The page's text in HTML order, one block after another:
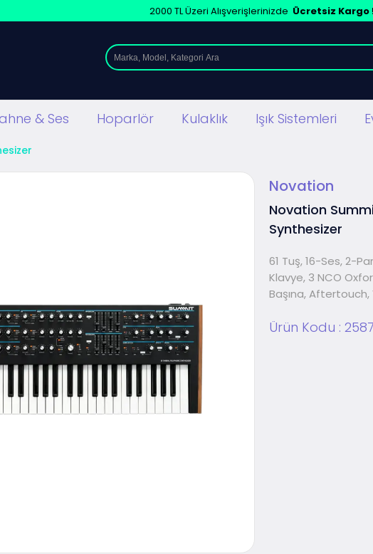
2000 TL Üzeri Alışverişlerinizde Ücretsiz Kargo
& Ses Hoparlör Kulaklık Işık Sistemleri
Novation
Novation
Synthesizer
61 Tuş, 16-Ses, 2-
Klavye, 3 NCO
Başına, Aftertouch,
Ürün Kodu :